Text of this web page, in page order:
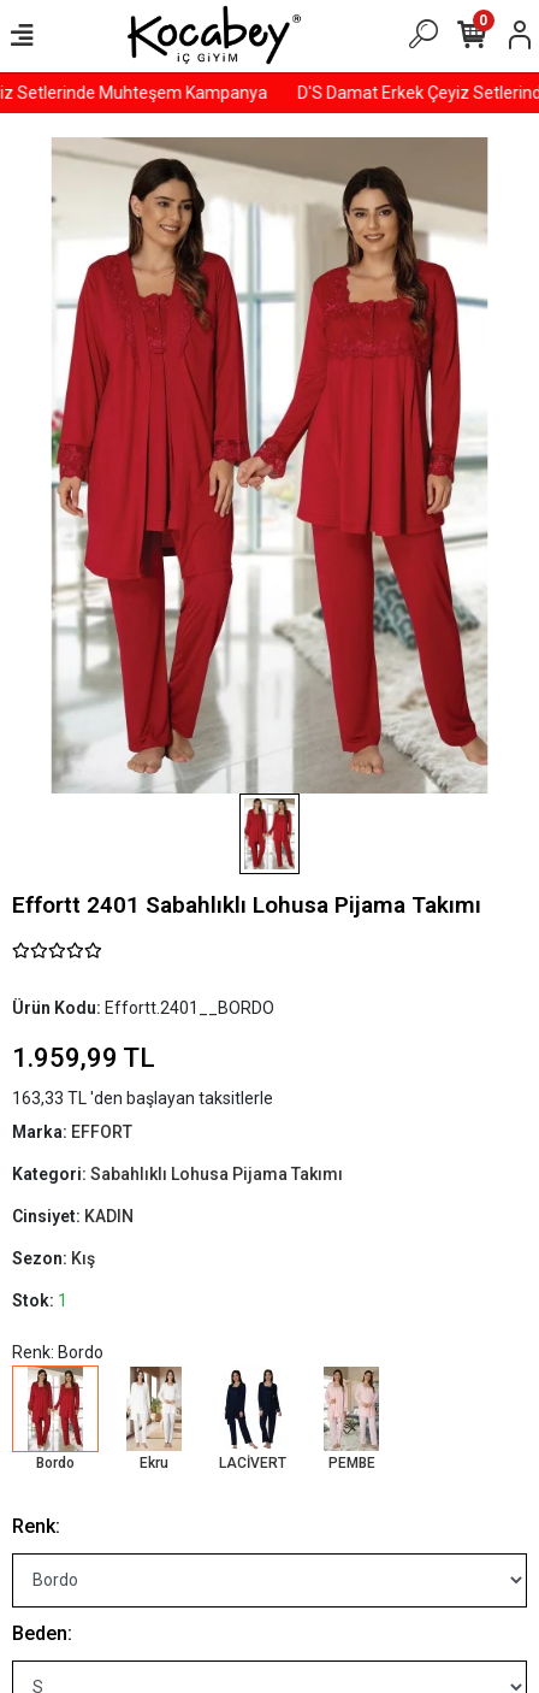
Setlerinde Muhteşem Kampanya D'S Damat Erkek Çeyiz
0
Effortt 2401 Sabahlıklı Lohusa Pijama Takımı
Ürün Kodu: Effortt.2401__BORDO
1.959,99 TL
163,33 TL 'den başlayan taksitlerle
Marka: EFFORT
Kategori: Sabahlıklı Lohusa Pijama Takımı
Cinsiyet: KADIN
Sezon: Kış
Stok: 1
Renk: Bordo
Bordo Ekru LACİVERT PEMBE
Renk:
Beden: